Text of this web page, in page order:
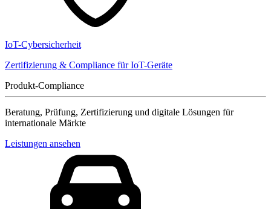
IoT-Cybersicherheit
Zertifizierung & Compliance für IoT-Geräte
Produkt-Compliance
Beratung, Prüfung, Zertifizierung und digitale Lösungen für
internationale Märkte
Leistungen ansehen